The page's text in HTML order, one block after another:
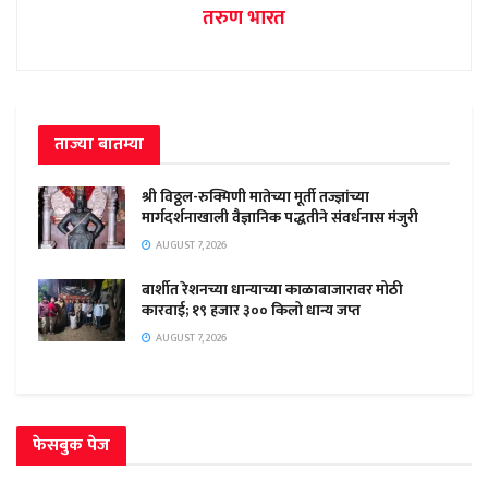
तरुण भारत
ताज्या बातम्या
श्री विठ्ठल-रुक्मिणी मातेच्या मूर्ती तज्ज्ञांच्या
मार्गदर्शनाखाली वैज्ञानिक पद्धतीने संवर्धनास मंजुरी
AUGUST 7, 2026
बार्शीत रेशनच्या धान्याच्या काळाबाजारावर मोठी
कारवाई; १९ हजार ३०० किलो धान्य जप्त
AUGUST 7, 2026
फेसबुक पेज